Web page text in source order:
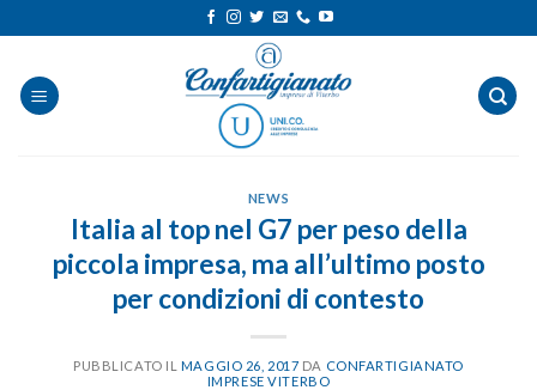
ai
contenuti
NEWS
Italia al top nel G7 per peso della
piccola impresa, ma all’ultimo posto
per condizioni di contesto
PUBBLICATO IL MAGGIO 26, 2017 DA CONFARTIGIANATO
IMPRESE VITERBO